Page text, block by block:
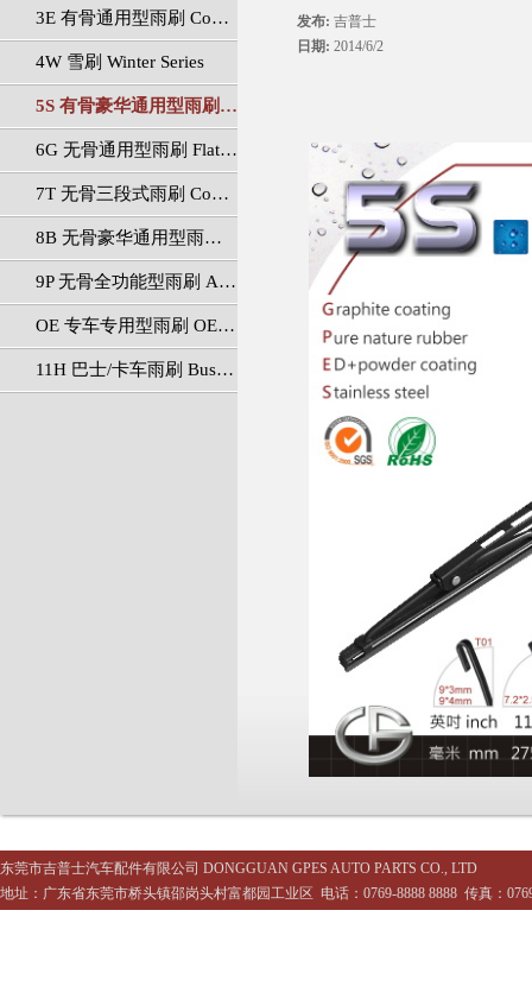
3E 有骨通用型雨刷 Conventional Series
4W 雪刷 Winter Series
5S 有骨豪华通用型雨刷 Luxury Conventional Series
6G 无骨通用型雨刷 Flat Series
7T 无骨三段式雨刷 Connect Series
8B 无骨豪华通用型雨刷 Luxury Flat Series
9P 无骨全功能型雨刷 All In One Series
OE 专车专用型雨刷 OEM Series
11H 巴士/卡车雨刷 Bus/Truck Series
发布: 吉普士
日期: 2014/6/2
东莞市吉普士汽车配件有限公司 DONGGUAN GPES AUTO PARTS CO., LTD
地址：广东省东莞市桥头镇邵岗头村富都园工业区 电话：0769-8888 8888 传真：